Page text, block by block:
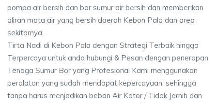
pompa air bersih dan bor sumur air bersih dan memberikan
aliran mata air yang bersih daerah Kebon Pala dan area
sekitarnya.
Tirta Nadi di Kebon Pala dengan Strategi Terbaik hingga
Terpercaya untuk anda hubungi & Pesan dengan penerapan
Tenaga Sumur Bor yang Profesional Kami menggunakan
peralatan yang sudah mendapat kepercayaan, sehingga
tanpa harus menjadikan beban Air Kotor / Tidak Jernih dan